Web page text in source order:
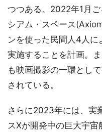
つつある。2022年1月
シアム・スペース
ンを使った民間人4人に
実施することを計画。
も映画撮影の一環とし
されている。
さらに2023年には、実
スXが開発中の巨大宇宙